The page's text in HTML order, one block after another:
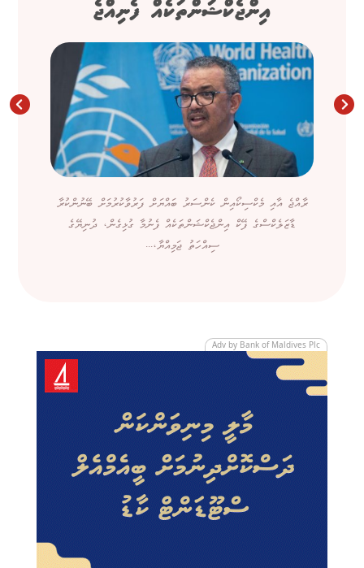
އިންޖެކްޝަންތަކެއް ފެނިއްޖެ
ރާއްޖެ އާއި މެކްސިކޯއިން ކެންސަރު ބައްޔަށް ފަރުވާކުރުމަށް ބޭނުންކުރާ
ޑާޒަލެކްސްގެ ފޭކް އިންޖެކްޝަންތަކެއް ފެނުމާ ގުޅިގެން، ދުނިޔޭގެ
ސިއްހަތު ޖަމިއްޔާ،...
Adv by Bank of Maldives Plc